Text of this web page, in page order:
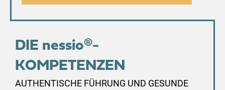
DIE nessio®-
KOMPETENZEN
AUTHENTISCHE FÜHRUNG UND GESUNDE